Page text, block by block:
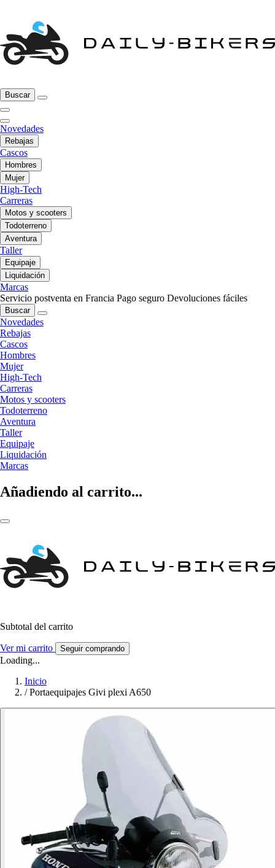
Buscar
Novedades
Rebajas
Cascos
Hombres
Mujer
High-Tech
Carreras
Motos y scooters
Todoterreno
Aventura
Taller
Equipaje
Liquidación
Marcas
Servicio postventa en Francia Pago seguro Devoluciones fáciles
Buscar
Novedades
Rebajas
Cascos
Hombres
Mujer
High-Tech
Carreras
Motos y scooters
Todoterreno
Aventura
Taller
Equipaje
Liquidación
Marcas
Añadiendo al carrito...
Subtotal del carrito
Ver mi carrito Seguir comprando
Loading...
Inicio
/ Portaequipajes Givi plexi A650